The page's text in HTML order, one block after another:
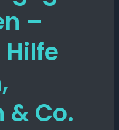
–
& Co.